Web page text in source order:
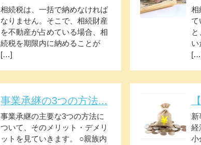
相続税は、一括で納めなければ
なりません。そこで、相続財産
を不動産が占めている場合、相
続税を期限内に納めることが
[…]
相
て
い
事業承継の3つの方法...
事業承継の主要な3つの方法に
ついて、そのメリット・デメリ
ットを見ていきます。 ○親族内
新
経
小